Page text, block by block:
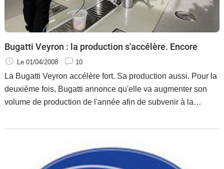
Bugatti Veyron : la production s'accélère. Encore
Le 01/04/2008 10
La Bugatti Veyron accélère fort. Sa production aussi. Pour la
deuxième fois, Bugatti annonce qu'elle va augmenter son
volume de production de l'année afin de subvenir à la